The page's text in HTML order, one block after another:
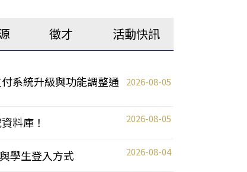
徵才 活動快訊
系統升級與功能調整通
2026-08-05
料庫！ 2026-08-05
學生登入方式 2026-08-04